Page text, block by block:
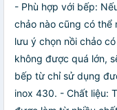
- Phù hợp với bếp:
chảo nào cũng có thể
lưu ý chọn nồi chảo
không được quá lớn,
bếp từ chỉ sử dụng
inox 430. - Chất liệu: